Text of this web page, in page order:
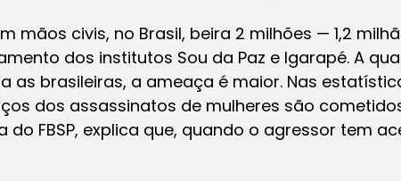
mãos civis, no Brasil, beira 2 milhões — 1,2
dos institutos Sou da Paz e Igarapé. A
as brasileiras, a ameaça é maior. Nas
dos assassinatos de mulheres são
do FBSP, explica que, quando o agressor tem